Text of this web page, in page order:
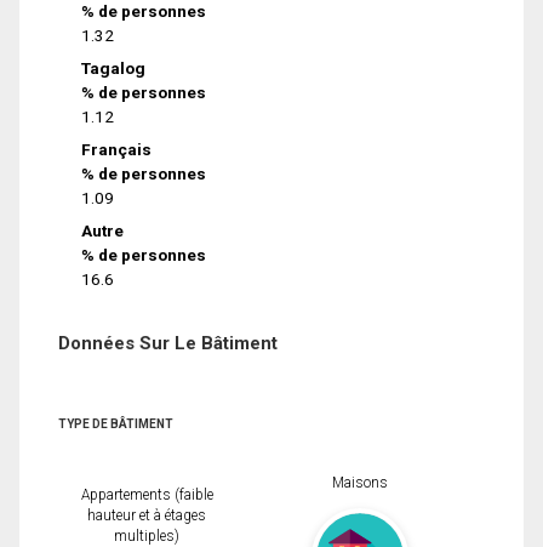
% de personnes
1.32
Tagalog
% de personnes
1.12
Français
% de personnes
1.09
Autre
% de personnes
16.6
Données Sur Le Bâtiment
TYPE DE BÂTIMENT
Appartements (faible
hauteur et à étages
multiples)
Maisons